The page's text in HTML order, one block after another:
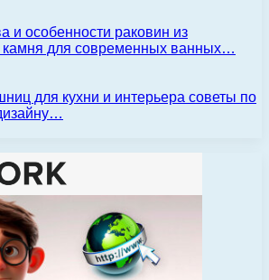
и особенности раковин из
камня для современных ванных…
для кухни и интерьера советы по